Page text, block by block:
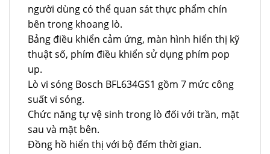
người dùng có thể quan sát thực phẩm chín
bên trong khoang lò.
Bảng điều khiển cảm ứng, màn hình hiển thị kỹ
thuật số, phím điều khiển sử dụng phím pop
up.
Lò vi sóng Bosch BFL634GS1 gồm 7 mức công
suất vi sóng.
Chức năng tự vệ sinh trong lò đối với trần, mặt
sau và mặt bên.
Đồng hồ hiển thị với bộ đếm thời gian.